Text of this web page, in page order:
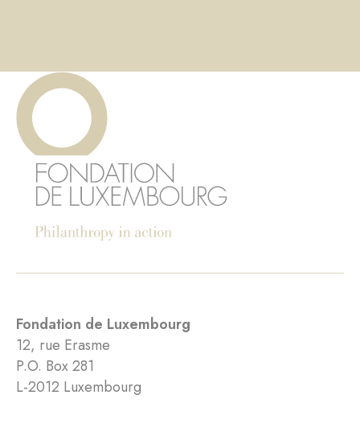
Fondation de Luxembourg
12, rue Erasme
P.O. Box 281
L-2012 Luxembourg